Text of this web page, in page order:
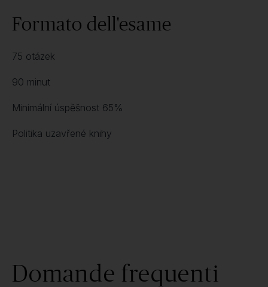
Formato dell'esame
75 otázek
90 minut
Minimální úspěšnost 65%
Politika uzavřené knihy
Domande frequenti